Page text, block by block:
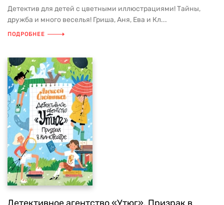
Детектив для детей с цветными иллюстрациями! Тайны,
дружба и много веселья! Гриша, Аня, Ева и Кл...
ПОДРОБНЕЕ